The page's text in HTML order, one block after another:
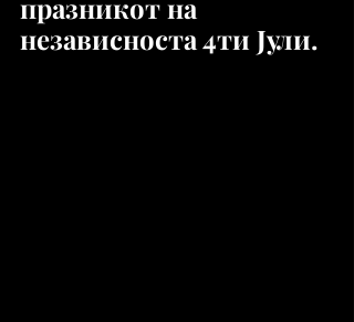
празникот на
независноста 4ти Јули.